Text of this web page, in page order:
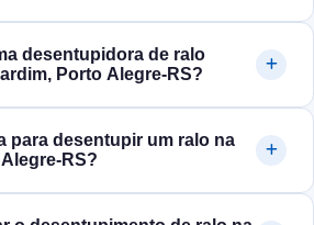
desentupidora de ralo
Porto Alegre‑RS?
para desentupir um ralo na